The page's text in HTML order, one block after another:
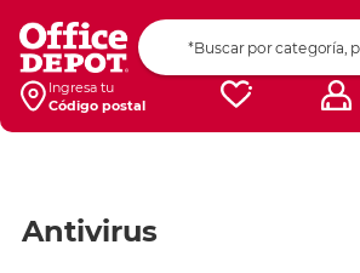
Ingresa tu
Código postal
Antivirus